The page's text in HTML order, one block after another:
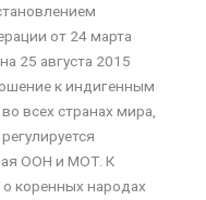
от 24 марта
25 августа 2015
к индигенным
всех странах мира,
ООН и МОТ. К
коренных народах